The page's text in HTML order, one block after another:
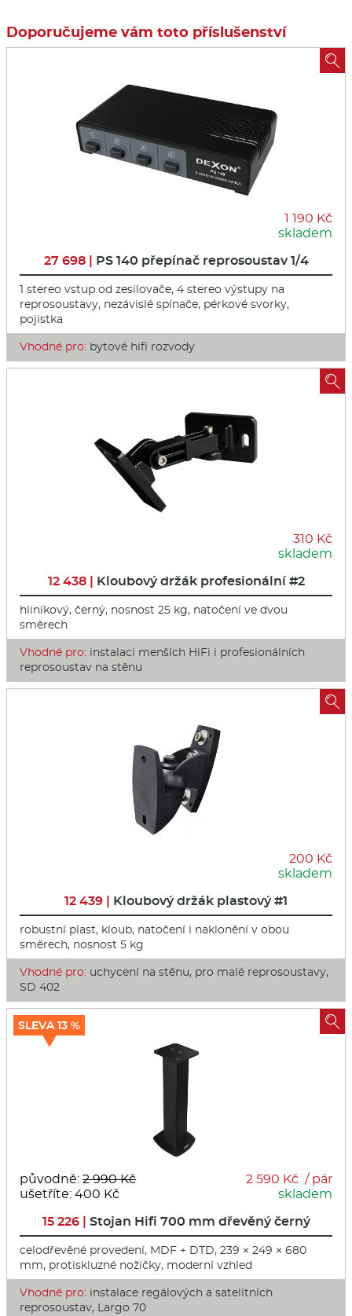
Doporučujeme vám toto příslušenství
1 190 Kč
skladem
27 698 | PS 140 přepínač reprosoustav 1/4
1 stereo vstup od zesilovače, 4 stereo výstupy na
reprosoustavy, nezávislé spínače, pérkové svorky,
pojistka
Vhodné pro: bytové hifi rozvody

310 Kč
skladem
12 438 | Kloubový držák profesionální #2
hliníkový, černý, nosnost 25 kg, natočení ve dvou
směrech
Vhodné pro: instalaci menších HiFi i profesionálních
reprosoustav na stěnu

200 Kč
skladem
12 439 | Kloubový držák plastový #1
robustní plast, kloub, natočení i naklonění v obou
směrech, nosnost 5 kg
Vhodné pro: uchycení na stěnu, pro malé reprosoustavy,
SD 402

původně: 2 990 Kč
ušetříte: 400 Kč
2 590 Kč / pár
skladem
15 226 | Stojan Hifi 700 mm dřevěný černý
celodřevěné provedení, MDF + DTD, 239 × 249 × 680
mm, protiskluzné nožičky, moderní vzhled
Vhodné pro: instalace regálových a satelitních
reprosoustav, Largo 70
SLEVA 13 % 